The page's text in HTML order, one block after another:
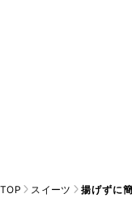
TOP スイーツ 揚げずに